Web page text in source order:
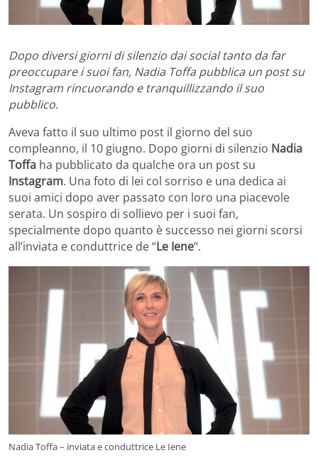
Dopo diversi giorni di silenzio dai social tanto da far
preoccupare i suoi fan, Nadia Toffa pubblica un post su
Instagram rincuorando e tranquillizzando il suo
pubblico.
Aveva fatto il suo ultimo post il giorno del suo
compleanno, il 10 giugno. Dopo giorni di silenzio Nadia
Toffa ha pubblicato da qualche ora un post su
Instagram. Una foto di lei col sorriso e una dedica ai
suoi amici dopo aver passato con loro una piacevole
serata. Un sospiro di sollievo per i suoi fan,
specialmente dopo quanto è successo nei giorni scorsi
all’inviata e conduttrice de “Le Iene“.
Nadia Toffa – inviata e conduttrice Le Iene